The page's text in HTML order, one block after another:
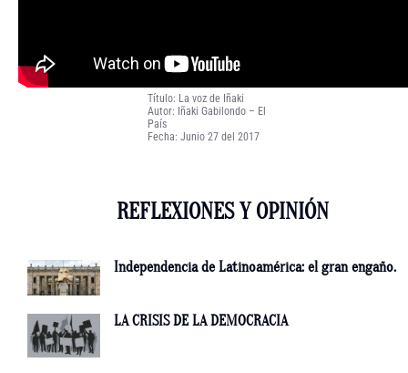
Título: La voz de Iñaki
Autor: Iñaki Gabilondo – El
País
Fecha: Junio 27 del 2017
REFLEXIONES Y OPINIÓN
Independencia de Latinoamérica: el gran engaño.
LA CRISIS DE LA DEMOCRACIA